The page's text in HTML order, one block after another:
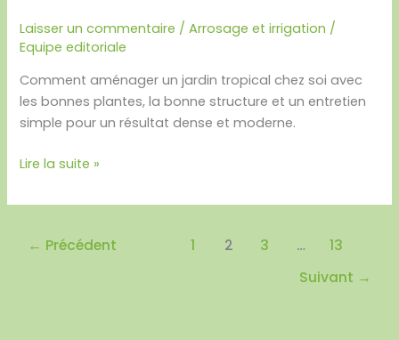
Laisser un commentaire /Arrosage et irrigation /
Equipe editoriale
Comment aménager un jardin tropical chez soi avec
les bonnes plantes, la bonne structure et un entretien
simple pour un résultat dense et moderne.
Lire la suite »
← Précédent 1 2 3 …
13
Suivant →